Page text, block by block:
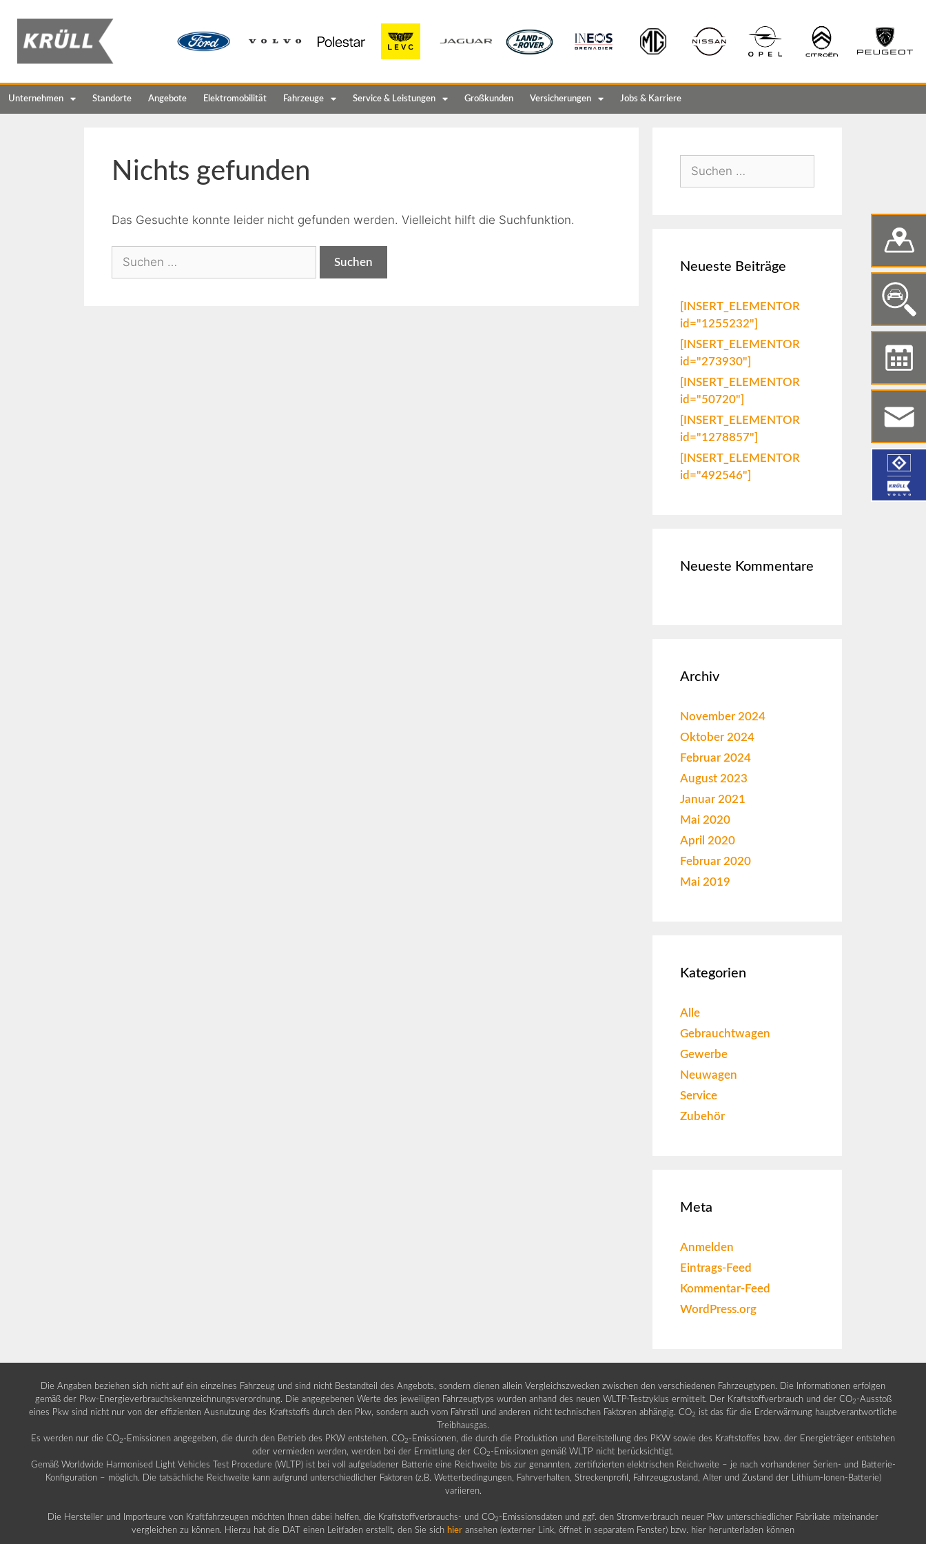
Unternehmen Standorte Angebote Elektromobilität Fahrzeuge Service & Leistungen Großkunden Versicherungen Jobs & Karriere
Nichts gefunden
Das Gesuchte konnte leider nicht gefunden werden. Vielleicht hilft die Suchfunktion.
Neueste Beiträge
[INSERT_ELEMENTOR
id="1255232"]
[INSERT_ELEMENTOR
id="273930"]
[INSERT_ELEMENTOR
id="50720"]
[INSERT_ELEMENTOR
id="1278857"]
[INSERT_ELEMENTOR
id="492546"]
Neueste Kommentare
Archiv
November 2024
Oktober 2024
Februar 2024
August 2023
Januar 2021
Mai 2020
April 2020
Februar 2020
Mai 2019
Kategorien
Alle
Gebrauchtwagen
Gewerbe
Neuwagen
Service
Zubehör
Meta
Anmelden
Eintrags-Feed
Kommentar-Feed
WordPress.org
Die Angaben beziehen sich nicht auf ein einzelnes Fahrzeug und sind nicht Bestandteil des Angebots, sondern dienen allein Vergleichszwecken zwischen den verschiedenen Fahrzeugtypen. Die Informationen erfolgen
gemäß der Pkw-Energieverbrauchskennzeichnungsverordnung. Die angegebenen Werte des jeweiligen Fahrzeugtyps wurden anhand des neuen WLTP-Testzyklus ermittelt. Der Kraftstoffverbrauch und der CO2 -Ausstoß
eines Pkw sind nicht nur von der effizienten Ausnutzung des Kraftstoffs durch den Pkw, sondern auch vom Fahrstil und anderen nicht technischen Faktoren abhängig. CO2 ist das für die Erderwärmung hauptverantwortliche
Treibhausgas.
Es werden nur die CO2 -Emissionen angegeben, die durch den Betrieb des PKW entstehen. CO2 -Emissionen, die durch die Produktion und Bereitstellung des PKW sowie des Kraftstoffes bzw. der Energieträger entstehen
oder vermieden werden, werden bei der Ermittlung der CO2 -Emissionen gemäß WLTP nicht berücksichtigt.
Gemäß Worldwide Harmonised Light Vehicles Test Procedure (WLTP) ist bei voll aufgeladener Batterie eine Reichweite bis zur genannten, zertifizierten elektrischen Reichweite – je nach vorhandener Serien- und Batterie-
Konfiguration – möglich. Die tatsächliche Reichweite kann aufgrund unterschiedlicher Faktoren (z.B. Wetterbedingungen, Fahrverhalten, Streckenprofil, Fahrzeugzustand, Alter und Zustand der Lithium-Ionen-Batterie)
variieren.
Die Hersteller und Importeure von Kraftfahrzeugen möchten Ihnen dabei helfen, die Kraftstoffverbrauchs- und CO2 -Emissionsdaten und ggf. den Stromverbrauch neuer Pkw unterschiedlicher Fabrikate miteinander
vergleichen zu können. Hierzu hat die DAT einen Leitfaden erstellt, den Sie sich hier ansehen (externer Link, öffnet in separatem Fenster) bzw. hier herunterladen können